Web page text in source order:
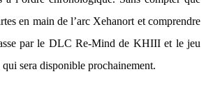
en main de l’arc Xehanort et comprendre
par le DLC Re-Mind de KHIII et le jeu
sera disponible prochainement.